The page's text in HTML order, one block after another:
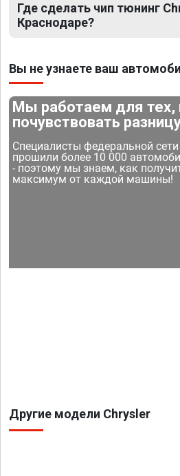
Где сделать чип тюнинг
Краснодаре?
Вы не узнаете ваш
Мы работаем для
почувствовать
Специалисты федеральной
прошили более 10 000
- поэтому мы знаем, как
максимум от каждой машины!
Другие модели Chrysler